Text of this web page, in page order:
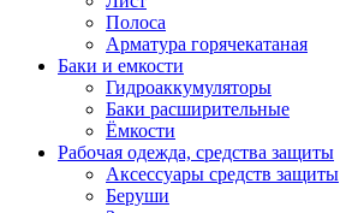
Полоса
Арматура горячекатаная
Баки и емкости
Гидроаккумуляторы
Баки расширительные
Ёмкости
Рабочая одежда, средства защиты
Аксессуары средств защиты
Беруши